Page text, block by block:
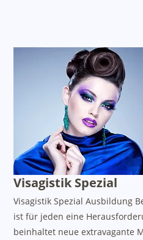
Visagistik Spezial
Visagistik Spezial Ausbildung
ist für jeden eine
beinhaltet neue extravagante